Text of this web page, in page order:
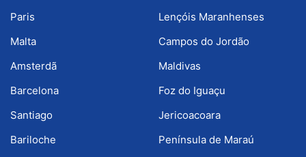
Paris
Malta
Amsterdã
Barcelona
Santiago
Bariloche
Lençóis Maranhenses
Campos do Jordão
Maldivas
Foz do Iguaçu
Jericoacoara
Península de Maraú